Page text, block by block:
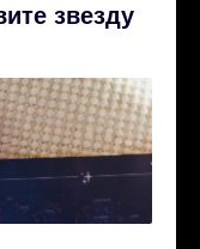
звезду